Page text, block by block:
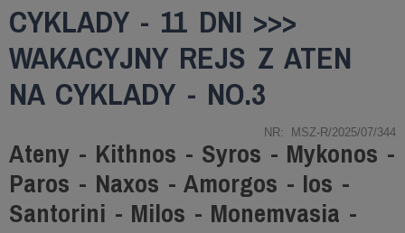
CYKLADY - 11 DNI >>>
WAKACYJNY REJS Z ATEN
NA CYKLADY - NO.3
NR: MSZ-R/2025/07/344
Ateny - Kithnos - Syros - Mykonos -
Paros - Naxos - Amorgos - Ios -
Santorini - Milos - Monemvasia -